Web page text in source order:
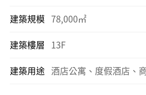
建築規模 78,000㎡
建築樓層 13F
建築用途 酒店公寓、度假酒店、